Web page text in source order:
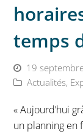
temps
19
Actualités,
« Aujourd’hui
un planning en